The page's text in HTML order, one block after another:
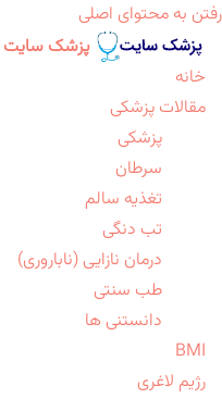
رفتن به محتوای اصلی
پزشک سایت
خانه
مقالات پزشکی
پزشکی
سرطان
تغذیه سالم
تب دنگی
درمان نازایی (ناباروری)
طب سنتی
دانستنی ها
BMI
رژیم لاغری